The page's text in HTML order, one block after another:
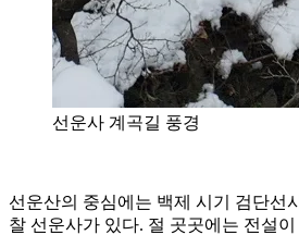
선운사 계곡길 풍경
선운산의 중심에는 백제 시기 검단선
찰 선운사가 있다. 절 곳곳에는 전설